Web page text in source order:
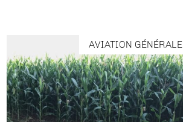
AVIATION GÉNÉRALE